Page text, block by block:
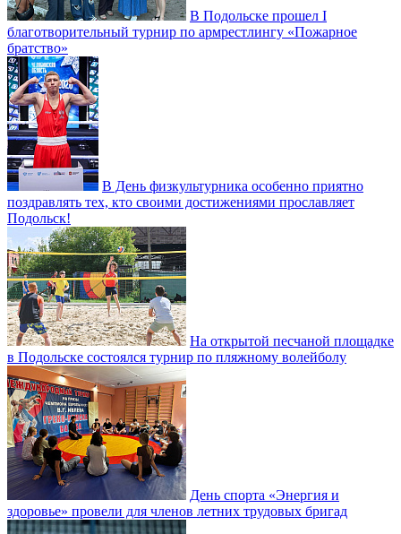
В Подольске прошел I
благотворительный турнир по армрестлингу «Пожарное
братство»
В День физкультурника особенно приятно
поздравлять тех, кто своими достижениями прославляет
Подольск!
На открытой песчаной площадке
в Подольске состоялся турнир по пляжному волейболу
День спорта «Энергия и
здоровье» провели для членов летних трудовых бригад